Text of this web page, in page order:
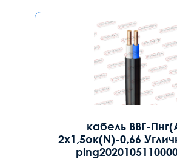
кабель ВВГ-
2х1,5ок(N)-0,66